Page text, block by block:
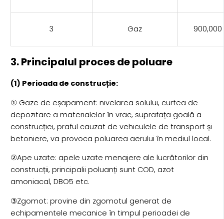
3 Gaz
3. Principalul proces de poluare
(1) Perioada de construcție:
① Gaze de eșapament: nivelarea solului, curtea de
depozitare a materialelor în vrac, suprafața goală a
construcției, praful cauzat de vehiculele de transport și
betoniere, va provoca poluarea aerului în mediul local.
②Ape uzate: apele uzate menajere ale lucrătorilor din
construcții, principalii poluanți sunt COD, azot
amoniacal, DBO5 etc.
③Zgomot: provine din zgomotul generat de
echipamentele mecanice în timpul perioadei de